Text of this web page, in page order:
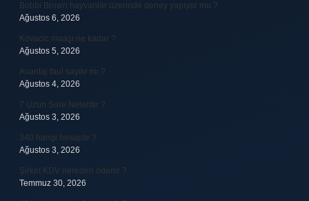
Bobbi Brown hayvanlar üzerinde deney yapıyor mu ?
Ağustos 6, 2026
Kovacic maaşı ne kadar ?
Ağustos 5, 2026
Avantaj faul sayılır mı ?
Ağustos 4, 2026
7 Uzun Sure Nelerdir ?
Ağustos 3, 2026
340 hangi hesaptır ?
Ağustos 3, 2026
Şirket KDV nereden ödenir ?
Temmuz 30, 2026